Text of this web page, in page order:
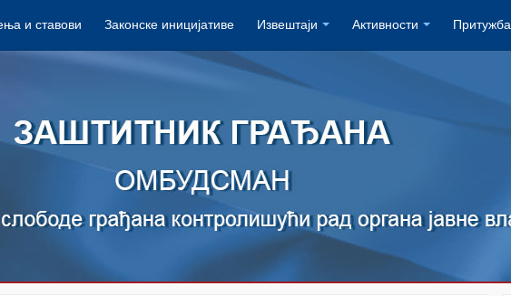
и ставови Законске иницијативе Извештаји Активности Притужба